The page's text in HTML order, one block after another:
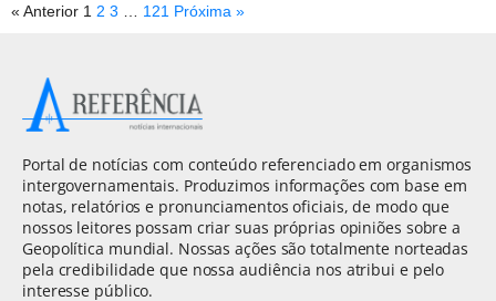
« Anterior 1 2 3 121 Próxima »
Portal de notícias com conteúdo referenciado em organismos
intergovernamentais. Produzimos informações com base em
notas, relatórios e pronunciamentos oficiais, de modo que
nossos leitores possam criar suas próprias opiniões sobre a
Geopolítica mundial. Nossas ações são totalmente norteadas
pela credibilidade que nossa audiência nos atribui e pelo
interesse público.